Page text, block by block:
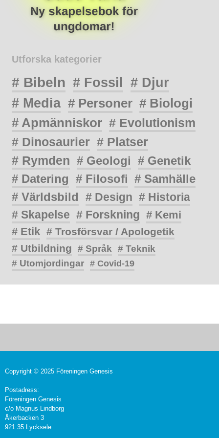
Utforska kategorier
# Bibeln # Fossil # Djur
# Media # Personer # Biologi
# Apmänniskor # Evolutionism
# Dinosaurier # Platser
# Rymden # Geologi # Genetik
# Datering # Filosofi # Samhälle
# Världsbild
# Design # Historia
# Skapelse # Forskning # Kemi
# Etik # Trosförsvar / Apologetik
# Utbildning
# Språk
# Teknik
# Utomjordingar # Covid-19
Copyright © 2025 Föreningen Genesis
Postadress:
Föreningen Genesis
c/o Magnus Lindborg
Åkerbacken 3
921 35 Lycksele